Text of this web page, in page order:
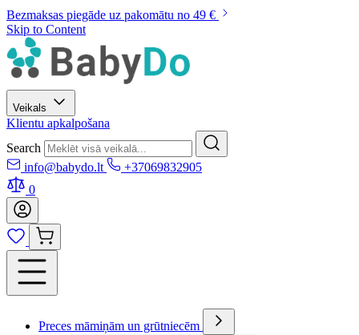
Bezmaksas piegāde uz pakomātu no 49 €
Skip to Content
Veikals
Klientu apkalpošana
Search
info@babydo.lt
+37069832905
0
Preces māmiņām un grūtniecēm